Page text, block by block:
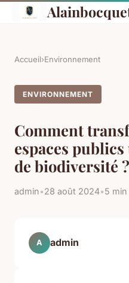
Accueil›Environnement
ENVIRONNEMENT
Comment
espaces
de biodiversité ?
admin•28 août 2024•5
A admin